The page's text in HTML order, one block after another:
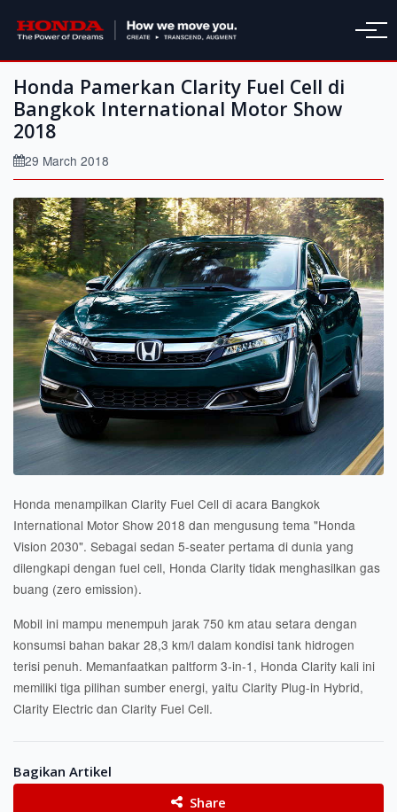
Honda Pamerkan Clarity Fuel Cell di
Bangkok International Motor Show
2018
29 March 2018
Honda menampilkan Clarity Fuel Cell di acara Bangkok
International Motor Show 2018 dan mengusung tema "Honda
Vision 2030". Sebagai sedan 5-seater pertama di dunia yang
dilengkapi dengan fuel cell, Honda Clarity tidak menghasilkan gas
buang (zero emission).
Mobil ini mampu menempuh jarak 750 km atau setara dengan
konsumsi bahan bakar 28,3 km/l dalam kondisi tank hidrogen
terisi penuh. Memanfaatkan paltform 3-in-1, Honda Clarity kali ini
memiliki tiga pilihan sumber energi, yaitu Clarity Plug-in Hybrid,
Clarity Electric dan Clarity Fuel Cell.
Bagikan Artikel
Share